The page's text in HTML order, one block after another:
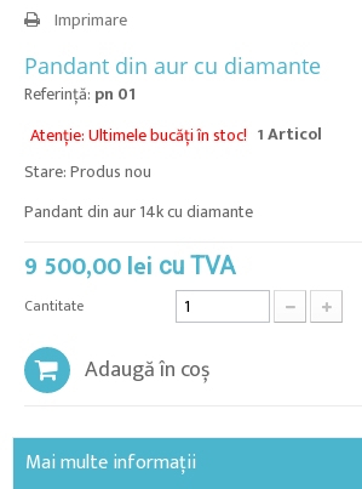
Imprimare
Pandant din aur cu diamante
Referinţă: pn 01
Atenție: Ultimele bucăți în stoc! 1Articol
Stare:Produs nou
Pandant din aur 14k cu diamante
9 500,00 lei cu TVA
Cantitate
Adaugă în coș
Mai multe informații